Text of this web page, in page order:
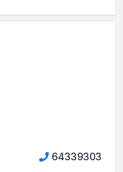
64339303